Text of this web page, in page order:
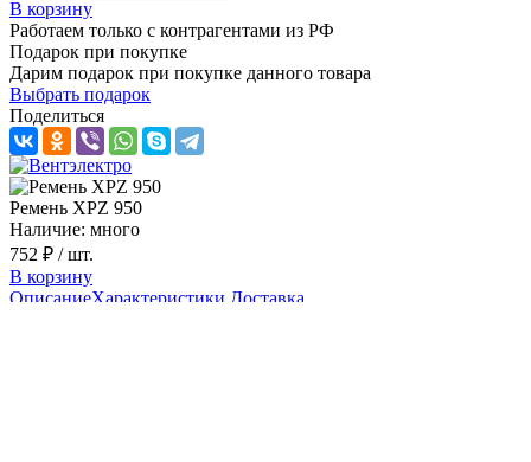
В корзину
Работаем только с контрагентами из РФ
Подарок при покупке
Дарим подарок при покупке данного товара
Выбрать подарок
Поделиться
Ремень XPZ 950
Наличие: много
752 ₽ / шт.
В корзину
ОписаниеХарактеристики Доставка